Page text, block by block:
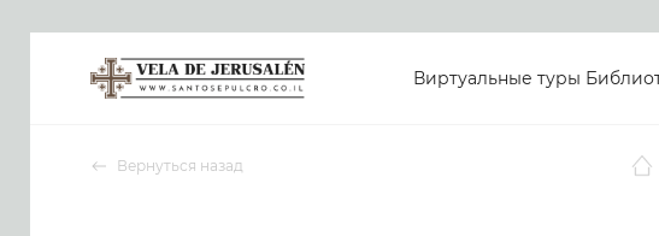
Виртуальные туры
Вернуться назад